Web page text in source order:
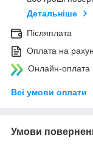
Детальніше
Післяплата
Оплата на
Онлайн-оплата
Всі умови оплати
Умови